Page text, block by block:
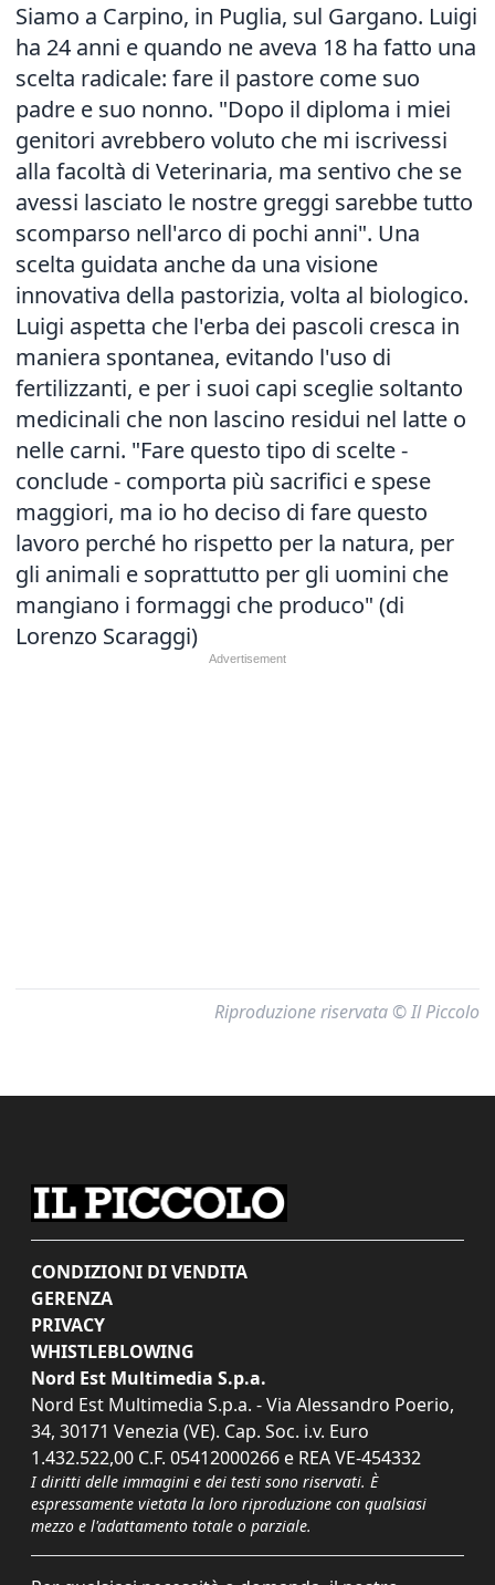
Siamo a Carpino, in Puglia, sul Gargano. Luigi
ha 24 anni e quando ne aveva 18 ha fatto una
scelta radicale: fare il pastore come suo
padre e suo nonno. "Dopo il diploma i miei
genitori avrebbero voluto che mi iscrivessi
alla facoltà di Veterinaria, ma sentivo che se
avessi lasciato le nostre greggi sarebbe tutto
scomparso nell'arco di pochi anni". Una
scelta guidata anche da una visione
innovativa della pastorizia, volta al biologico.
Luigi aspetta che l'erba dei pascoli cresca in
maniera spontanea, evitando l'uso di
fertilizzanti, e per i suoi capi sceglie soltanto
medicinali che non lascino residui nel latte o
nelle carni. "Fare questo tipo di scelte -
conclude - comporta più sacrifici e spese
maggiori, ma io ho deciso di fare questo
lavoro perché ho rispetto per la natura, per
gli animali e soprattutto per gli uomini che
mangiano i formaggi che produco" (di
Lorenzo Scaraggi)
Riproduzione riservata © Il Piccolo
CONDIZIONI DI VENDITA
GERENZA
PRIVACY
WHISTLEBLOWING
Nord Est Multimedia S.p.a.
Nord Est Multimedia S.p.a. - Via Alessandro Poerio,
34, 30171 Venezia (VE). Cap. Soc. i.v. Euro
1.432.522,00 C.F. 05412000266 e REA VE-454332
I diritti delle immagini e dei testi sono riservati. È
espressamente vietata la loro riproduzione con qualsiasi
mezzo e l'adattamento totale o parziale.